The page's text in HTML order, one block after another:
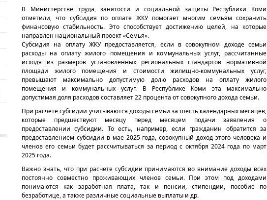
В Министерстве труда, занятости и социальной защиты Республики Коми
отметили, что субсидия по оплате ЖКУ помогает многим семьям сохранить
финансовую стабильность. Это способствует достижению целей, на которые
направлен национальный проект «Семья».
Субсидия на оплату ЖКУ предоставляется, если в совокупном доходе семьи
расходы на оплату жилого помещения и коммунальных услуг, рассчитанные
исходя из размеров установленных региональных стандартов нормативной
площади жилого помещения и стоимости жилищно-коммунальных услуг,
превышают максимально допустимую долю расходов на оплату жилого
помещения и коммунальных услуг. В Республике Коми эта максимально
допустимая доля расходов составляет 22 процента от совокупного дохода семьи.
При расчете субсидии учитываются доходы семьи за шесть календарных месяцев,
которые предшествуют месяцу перед месяцем подачи заявления о
предоставлении субсидии. То есть, например, если гражданин обратится за
предоставлением субсидии в мае 2025 года, совокупный доход этого человека и
членов его семьи будет рассчитываться за период с октября 2024 года по март
2025 года.
Важно знать, что при расчете субсидии принимаются во внимание доходы всех
постоянно совместно проживающих членов семьи. При этом под доходами
понимаются как заработная плата, так и пенсии, стипендии, пособие по
безработице, а также различные социальные выплаты и др.